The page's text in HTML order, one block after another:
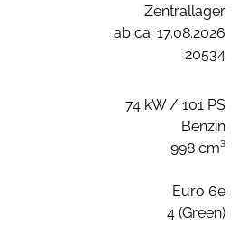
Zentrallager
ab ca. 17.08.2026
20534
74 kW / 101 PS
Benzin
998 cm³
Euro 6e
4 (Green)